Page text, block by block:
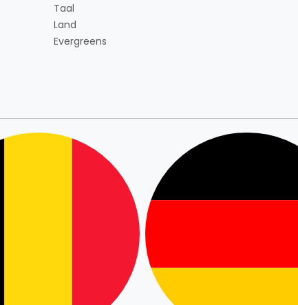
Taal
Land
Evergreens